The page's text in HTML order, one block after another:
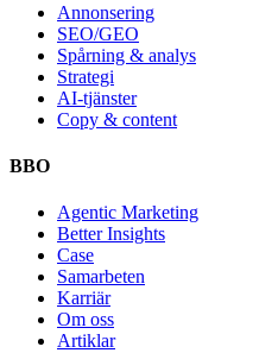
Annonsering
SEO/GEO
Spårning & analys
Strategi
AI-tjänster
Copy & content
BBO
Agentic Marketing
Better Insights
Case
Samarbeten
Karriär
Om oss
Artiklar